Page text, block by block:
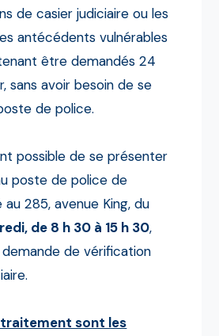
de casier judiciaire ou les
antécédents vulnérables
être demandés 24
sans avoir besoin de se
de police.
possible de se présenter
poste de police de
285, avenue King, du
de 8 h 30 à 15 h 30,
de vérification
traitement sont les